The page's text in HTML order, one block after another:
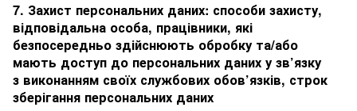
7. Захист персональних даних: способи захисту,
відповідальна особа, працівники, які
безпосередньо здійснюють обробку та/або
мають доступ до персональних даних у зв’язку
з виконанням своїх службових обов’язків, строк
зберігання персональних даних